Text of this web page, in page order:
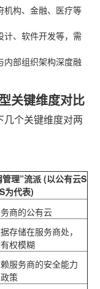
机构、金融、医疗等
计、软件开发等，需
内部组织架构深度融
关键维度对比
几个关键维度对两
管理”流派 (以公有云S
为代表)
商的公有云
存储在服务商处，
权模糊
服务商的安全能力
策